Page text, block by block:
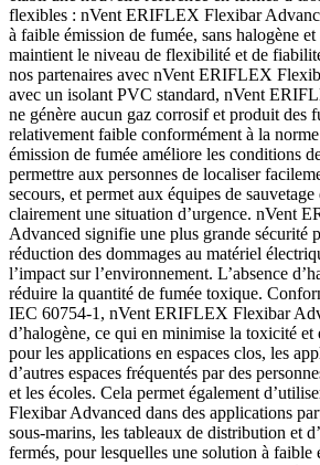
flexibles : nVent ERIFLEX Flexibar
à faible émission de fumée, sans halogène
maintient le niveau de flexibilité et de
nos partenaires avec nVent ERIFLEX
avec un isolant PVC standard, nVent
ne génère aucun gaz corrosif et produit des
relativement faible conformément à la
émission de fumée améliore les conditions
permettre aux personnes de localiser
secours, et permet aux équipes de sauvetage
clairement une situation d’urgence. nVent
Advanced signifie une plus grande sécurité
réduction des dommages au matériel
l’impact sur l’environnement. L’absence
réduire la quantité de fumée toxique.
IEC 60754-1, nVent ERIFLEX Flexibar
d’halogène, ce qui en minimise la toxicité
pour les applications en espaces clos, les
d’autres espaces fréquentés par des
et les écoles. Cela permet également
Flexibar Advanced dans des applications
sous-marins, les tableaux de distribution et
fermés, pour lesquelles une solution à faible